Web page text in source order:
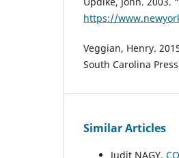
https://
Veggian, Henry.
South Carolina
Similar Articles
Judit NAGY,